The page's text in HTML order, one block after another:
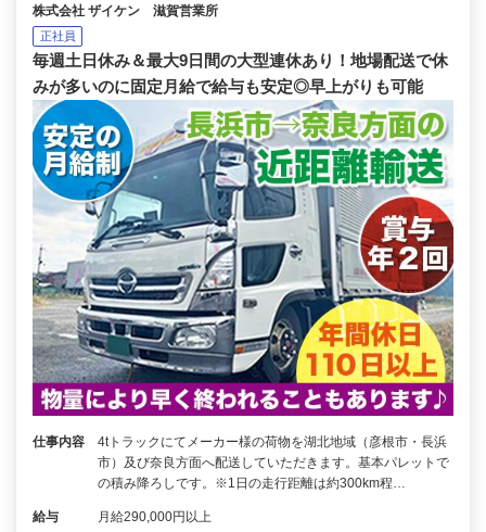
株式会社 ザイケン 滋賀営業所
正社員
毎週土日休み＆最大9日間の大型連休あり！地場配送で休
みが多いのに固定月給で給与も安定◎早上がりも可能
仕事内容
4tトラックにてメーカー様の荷物を湖北地域（彦根市・長浜
市）及び奈良方面へ配送していただきます。基本パレットで
の積み降ろしです。※1日の走行距離は約300km程…
給与 月給290,000円以上